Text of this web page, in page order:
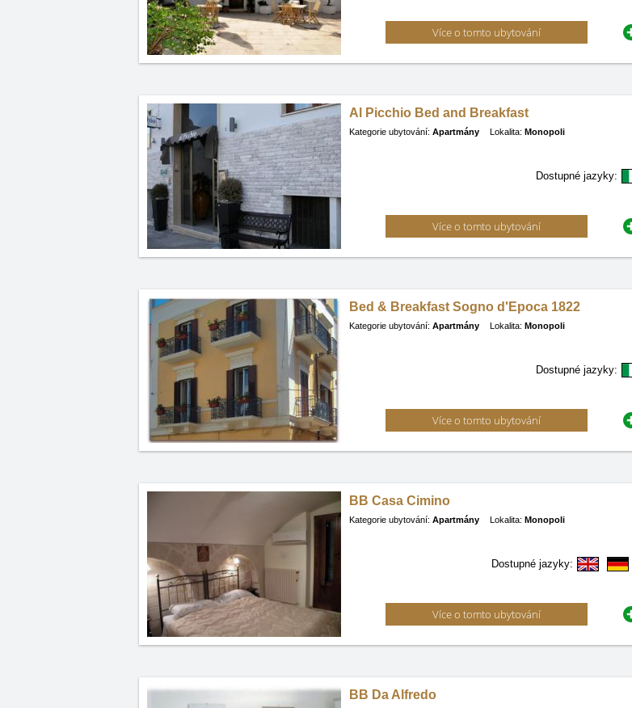
Více o tomto ubytování
Al Picchio Bed and Breakfast
Kategorie ubytování: Apartmány Lokalita: Monopoli
Dostupné jazyky:
Více o tomto ubytování
Bed & Breakfast Sogno d'Epoca 1822
Kategorie ubytování: Apartmány Lokalita: Monopoli
Dostupné jazyky:
Více o tomto ubytování
BB Casa Cimino
Kategorie ubytování: Apartmány Lokalita: Monopoli
Dostupné jazyky:
Více o tomto ubytování
BB Da Alfredo